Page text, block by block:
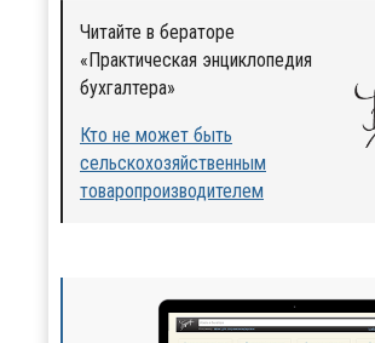
Читайте в бераторе
«Практическая энциклопедия
бухгалтера»
Кто не может быть
сельскохозяйственным
товаропроизводителем